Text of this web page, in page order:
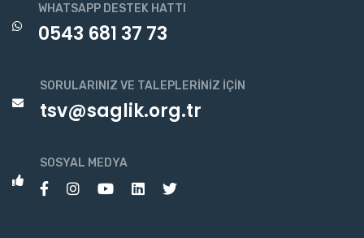
WHATSAPP DESTEK HATTI
0543 681 37 73
SORULARINIZ VE TALEPLERINIZ İÇIN
tsv@saglik.org.tr
SOSYAL MEDYA